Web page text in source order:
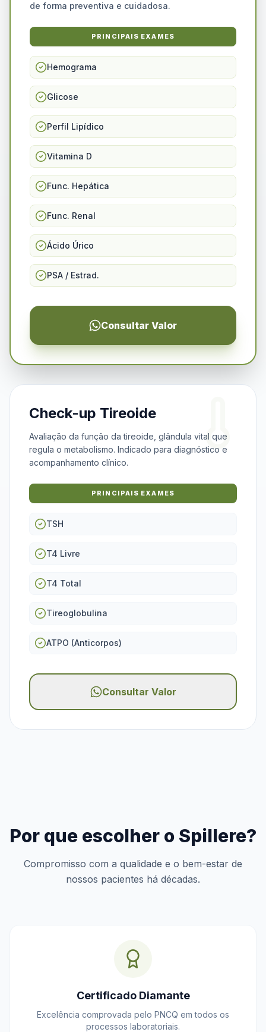
de forma preventiva e cuidadosa.
PRINCIPAIS EXAMES
Hemograma
Glicose
Perfil Lipídico
Vitamina D
Func. Hepática
Func. Renal
Ácido Úrico
PSA / Estrad.
Consultar Valor
Check-up Tireoide
Avaliação da função da tireoide, glândula vital que
regula o metabolismo. Indicado para diagnóstico e
acompanhamento clínico.
PRINCIPAIS EXAMES
TSH
T4 Livre
T4 Total
Tireoglobulina
ATPO (Anticorpos)
Consultar Valor
Por que escolher o Spillere?
Compromisso com a qualidade e o bem-estar de
nossos pacientes há décadas.
Certificado Diamante
Excelência comprovada pelo PNCQ em todos os
processos laboratoriais.